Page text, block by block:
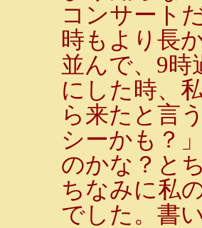
コンサート
時もより長
並んで、9
にした時、
ら来たと言
シーかも？
のかな？と
ちなみに私
でした。書